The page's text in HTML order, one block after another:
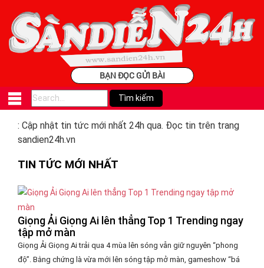
BẠN ĐỌC GỬI BÀI
: Cập nhật tin tức mới nhất 24h qua. Đọc tin trên trang
sandien24h.vn
TIN TỨC MỚI NHẤT
Giọng Ải Giọng Ai lên thẳng Top 1 Trending ngay
tập mở màn
Giọng Ải Giọng Ai trải qua 4 mùa lên sóng vẫn giữ nguyên “phong
độ”. Bằng chứng là vừa mới lên sóng tập mở màn, gameshow “bá